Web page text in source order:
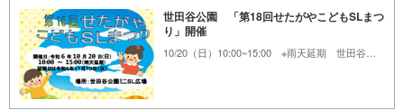
世田谷公園 「第18回せたがやこどもSLまつ
り」開催